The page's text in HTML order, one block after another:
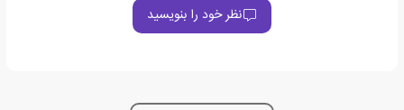
نظر خود را بنویسید